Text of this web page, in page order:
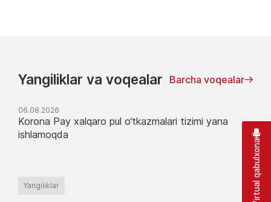
Yangiliklar va voqealar Barcha voqealar
06.08.2026
Korona Pay xalqaro pul o‘tkazmalari tizimi yana
ishlamoqda
Yangiliklar Virtual qabulxona